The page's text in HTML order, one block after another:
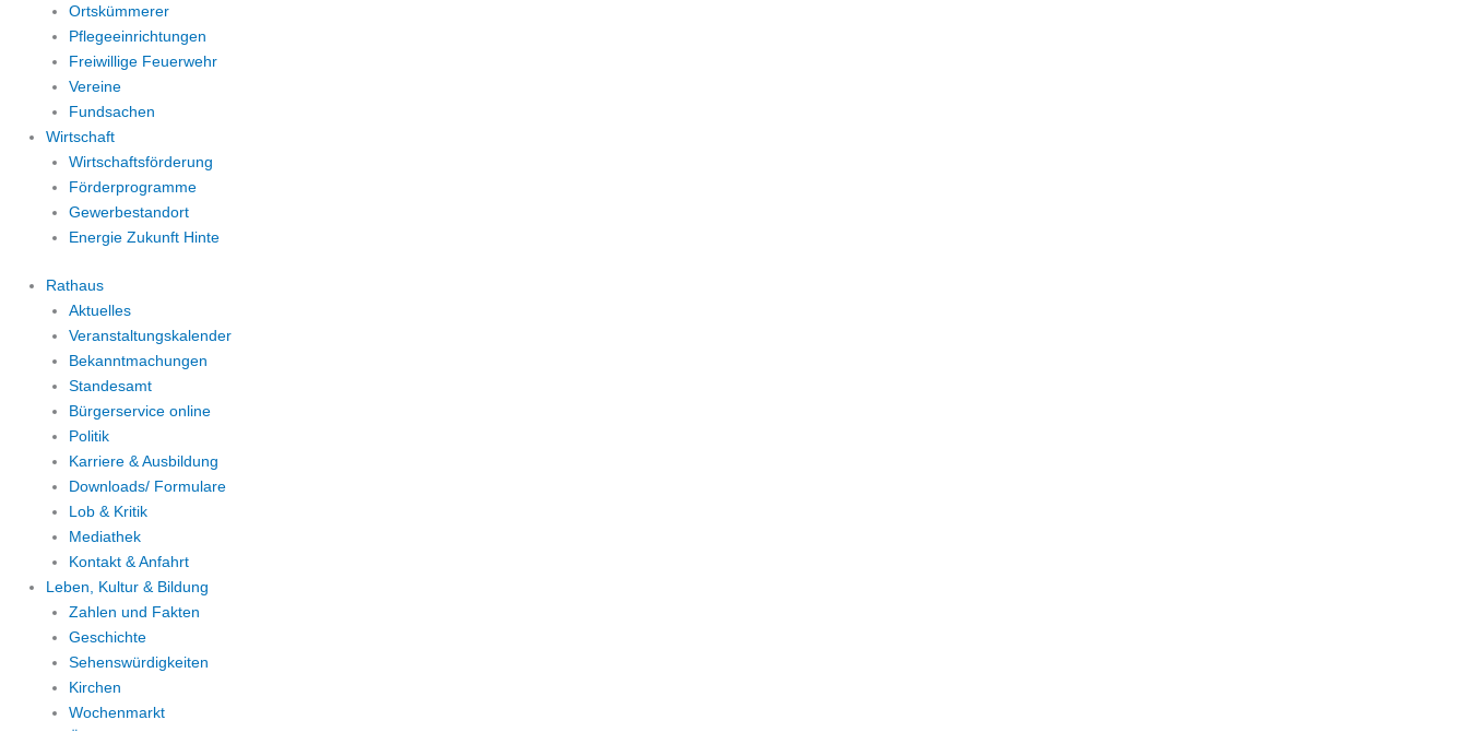
Ortskümmerer
Pflegeeinrichtungen
Freiwillige Feuerwehr
Vereine
Fundsachen
Wirtschaft
Wirtschaftsförderung
Förderprogramme
Gewerbestandort
Energie Zukunft Hinte
Rathaus
Aktuelles
Veranstaltungskalender
Bekanntmachungen
Standesamt
Bürgerservice online
Politik
Karriere & Ausbildung
Downloads/ Formulare
Lob & Kritik
Mediathek
Kontakt & Anfahrt
Leben, Kultur & Bildung
Zahlen und Fakten
Geschichte
Sehenswürdigkeiten
Kirchen
Wochenmarkt